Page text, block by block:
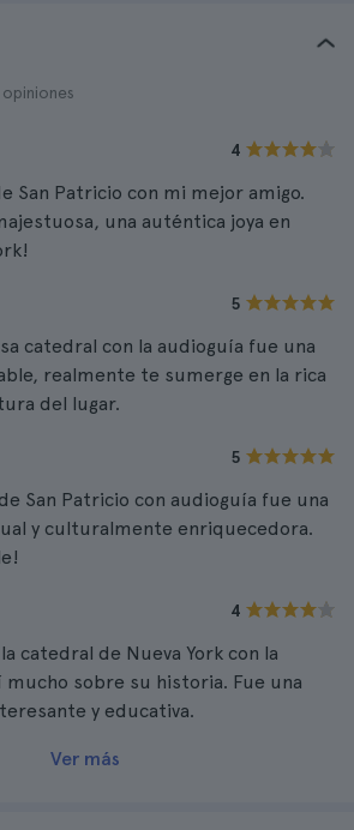
opiniones
4
San Patricio con mi mejor amigo.
una auténtica joya en
5
catedral con la audioguía fue una
realmente te sumerge en la rica
del lugar.
5
San Patricio con audioguía fue una
y culturalmente enriquecedora.
4
catedral de Nueva York con la
sobre su historia. Fue una
y educativa.
Ver más